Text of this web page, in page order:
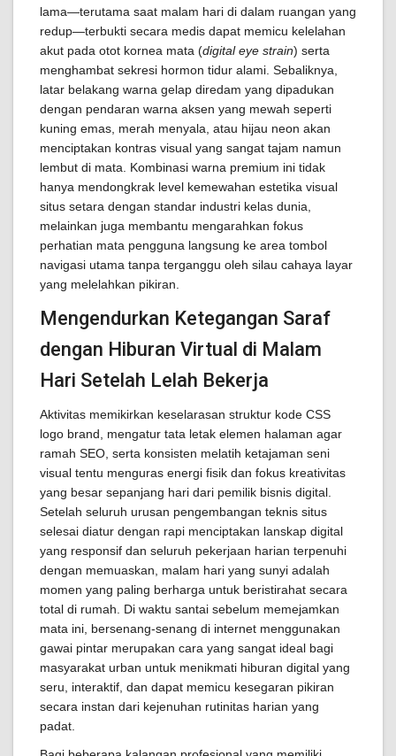
lama—terutama saat malam hari di dalam ruangan yang
redup—terbukti secara medis dapat memicu kelelahan
akut pada otot kornea mata (digital eye strain) serta
menghambat sekresi hormon tidur alami. Sebaliknya,
latar belakang warna gelap diredam yang dipadukan
dengan pendaran warna aksen yang mewah seperti
kuning emas, merah menyala, atau hijau neon akan
menciptakan kontras visual yang sangat tajam namun
lembut di mata. Kombinasi warna premium ini tidak
hanya mendongkrak level kemewahan estetika visual
situs setara dengan standar industri kelas dunia,
melainkan juga membantu mengarahkan fokus
perhatian mata pengguna langsung ke area tombol
navigasi utama tanpa terganggu oleh silau cahaya layar
yang melelahkan pikiran.
Mengendurkan Ketegangan Saraf
dengan Hiburan Virtual di Malam
Hari Setelah Lelah Bekerja
Aktivitas memikirkan keselarasan struktur kode CSS
logo brand, mengatur tata letak elemen halaman agar
ramah SEO, serta konsisten melatih ketajaman seni
visual tentu menguras energi fisik dan fokus kreativitas
yang besar sepanjang hari dari pemilik bisnis digital.
Setelah seluruh urusan pengembangan teknis situs
selesai diatur dengan rapi menciptakan lanskap digital
yang responsif dan seluruh pekerjaan harian terpenuhi
dengan memuaskan, malam hari yang sunyi adalah
momen yang paling berharga untuk beristirahat secara
total di rumah. Di waktu santai sebelum memejamkan
mata ini, bersenang-senang di internet menggunakan
gawai pintar merupakan cara yang sangat ideal bagi
masyarakat urban untuk menikmati hiburan digital yang
seru, interaktif, dan dapat memicu kesegaran pikiran
secara instan dari kejenuhan rutinitas harian yang
padat.